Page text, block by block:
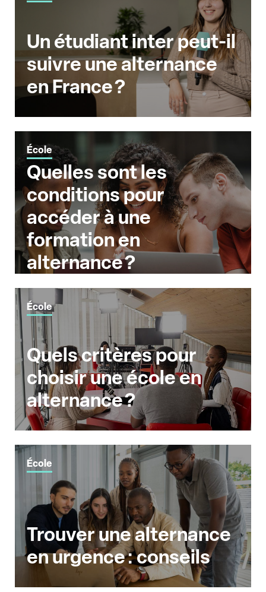
Un étudiant inter peut-il
suivre une alternance
en France ?
École
Quelles sont les
conditions pour
accéder à une
formation en
alternance ?
École
Quels critères pour
choisir une école en
alternance ?
École
Trouver une alternance
en urgence : conseils